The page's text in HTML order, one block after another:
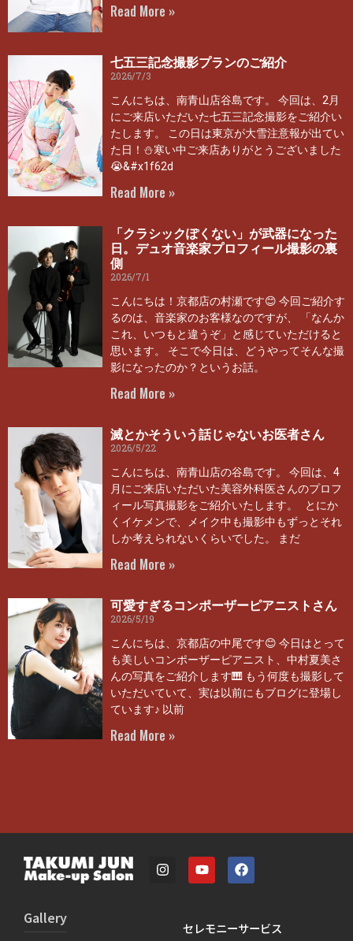
Read More »
七五三記念撮影プランのご紹介
2026/7/3
こんにちは、南青山店谷島です。 今回は、2月
にご来店いただいた七五三記念撮影をご紹介い
たします。 この日は東京が大雪注意報が出てい
た日！⛄寒い中ご来店ありがとうございました
😭&#x1f62d
Read More »
「クラシックぽくない」が武器になった
日。デュオ音楽家プロフィール撮影の裏
側
2026/7/1
こんにちは！京都店の村瀬です😊 今回ご紹介す
るのは、音楽家のお客様なのですが、 「なんか
これ、いつもと違うぞ」と感じていただけると
思います。 そこで今日は、どうやってそんな撮
影になったのか？というお話。
Read More »
滅とかそういう話じゃないお医者さん
2026/5/22
こんにちは、南青山店の谷島です。 今回は、4
月にご来店いただいた美容外科医さんのプロフ
ィール写真撮影をご紹介いたします。 とにか
くイケメンで、メイク中も撮影中もずっとそれ
しか考えられないくらいでした。 まだ
Read More »
可愛すぎるコンポーザーピアニストさん
2026/5/19
こんにちは、京都店の中尾です😊 今日はとって
も美しいコンポーザーピアニスト、中村夏美さ
んの写真をご紹介します🎹 もう何度も撮影して
いただいていて、実は以前にもブログに登場し
ています♪ 以前
Read More »
Gallery
セレモニーサービス